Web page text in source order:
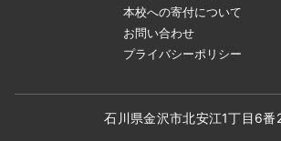
本校への寄付について
お問い合わせ
プライバシーポリシー
石川県金沢市北安江1丁目6番